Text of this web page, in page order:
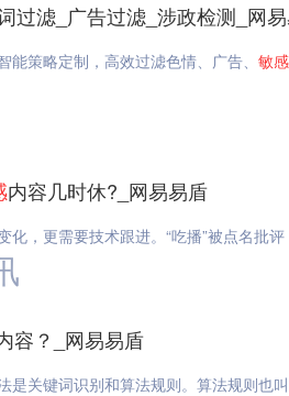
过滤_广告过滤_涉政检测_网
策略定制，高效过滤色情、广告、 敏感
内容几时休?_网易易盾
化，更需要技术跟进。“吃播”被点名批评
容？_网易易盾
是关键词识别和算法规则。算法规则也